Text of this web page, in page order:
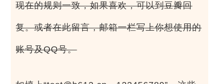
现在的规则一致，如果喜欢，可以到豆瓣回
复。或者在此留言，邮箱一栏写上你想使用的
账号及QQ号。